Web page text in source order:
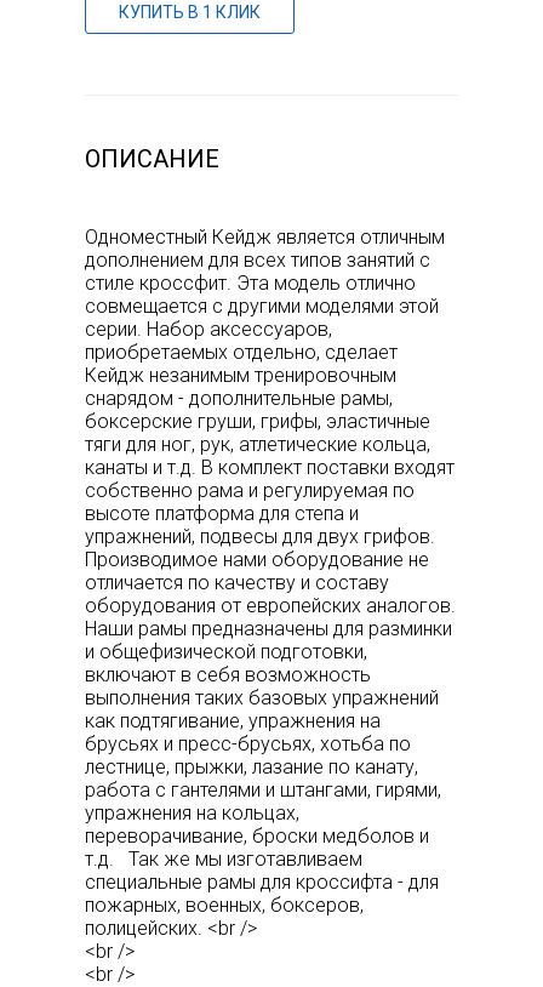
КУПИТЬ В 1 КЛИК
ОПИСАНИЕ
Одноместный Кейдж является отличным
дополнением для всех типов занятий с
стиле кроссфит. Эта модель отлично
совмещается с другими моделями этой
серии. Набор аксессуаров,
приобретаемых отдельно, сделает
Кейдж незанимым тренировочным
снарядом - дополнительные рамы,
боксерские груши, грифы, эластичные
тяги для ног, рук, атлетические кольца,
канаты и т.д. В комплект поставки входят
собственно рама и регулируемая по
высоте платформа для степа и
упражнений, подвесы для двух грифов.
Производимое нами оборудование не
отличается по качеству и составу
оборудования от европейских аналогов.
Наши рамы предназначены для разминки
и общефизической подготовки,
включают в себя возможность
выполнения таких базовых упражнений
как подтягивание, упражнения на
брусьях и пресс-брусьях, хотьба по
лестнице, прыжки, лазание по канату,
работа с гантелями и штангами, гирями,
упражнения на кольцах,
переворачивание, броски медболов и
т.д. Так же мы изготавливаем
специальные рамы для кроссифта - для
пожарных, военных, боксеров,
полицейских. <br />
<br />
<br />